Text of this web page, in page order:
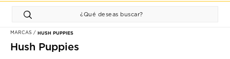
FAVORITOS
PERFIL
MARCAS HUSH PUPPIES
Hush Puppies